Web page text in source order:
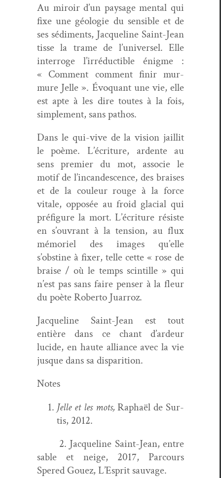
Au miroir d’un paysage men­tal qui
fixe une géolo­gie du sen­si­ble et de
ses sédi­ments, Jacque­line Saint-Jean
tisse la trame de l’universel. Elle
inter­roge l’irréductible énigme :
« Com­ment com­ment finir mur­
mure Jelle ». Évo­quant une vie, elle
est apte à les dire toutes à la fois,
sim­ple­ment, sans pathos.
Dans le qui-vive de la vision jail­lit
le poème. L’écriture, ardente au
sens pre­mier du mot, asso­cie le
motif de l’incandescence, des brais­es
et de la couleur rouge à la force
vitale, opposée au froid glacial qui
pré­fig­ure la mort. L’écriture résiste
en s’ouvrant à la ten­sion, au flux
mémoriel des images qu’elle
s’obstine à fix­er, telle cette « rose de
braise / où le temps scin­tille » qui
n’est pas sans faire penser à la fleur
du poète Rober­to Juarroz.
Jacque­line Saint-Jean est tout
entière dans ce chant d’ardeur
lucide, en haute alliance avec la vie
jusque dans sa disparition.
Notes
Jelle et les mots, Raphaël de Sur­
tis, 2012.
2. Jacque­line Saint-Jean, entre
sable et neige, 2017, Par­cours
Spered Gouez, L’Esprit sauvage.